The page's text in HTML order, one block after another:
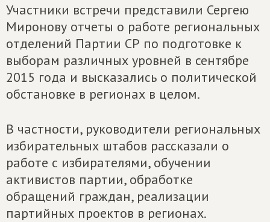
Участники встречи представили Сергею
Миронову отчеты о работе региональных
отделений Партии СР по подготовке к
выборам различных уровней в сентябре
2015 года и высказались о политической
обстановке в регионах в целом.
В частности, руководители региональных
избирательных штабов рассказали о
работе с избирателями, обучении
активистов партии, обработке
обращений граждан, реализации
партийных проектов в регионах.